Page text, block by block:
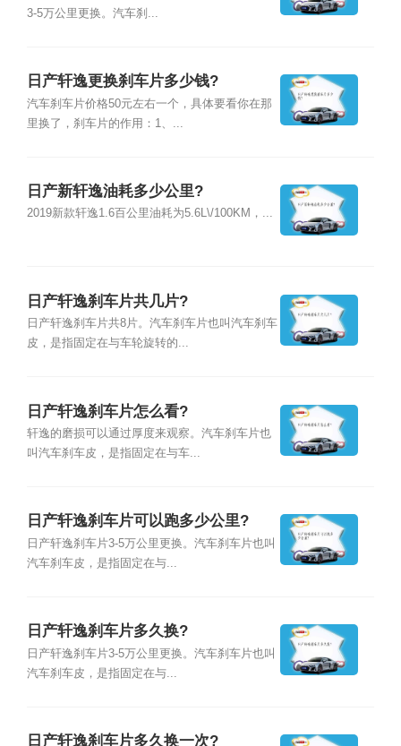
3-5万公里更换。汽车刹...
日产轩逸更换刹车片多少钱?
汽车刹车片价格50元左右一个，具体要看你在那
里换了，刹车片的作用：1、...
日产新轩逸油耗多少公里?
2019新款轩逸1.6百公里油耗为5.6L\/100KM，...
日产轩逸刹车片共几片?
日产轩逸刹车片共8片。汽车刹车片也叫汽车刹车
皮，是指固定在与车轮旋转的...
日产轩逸刹车片怎么看?
轩逸的磨损可以通过厚度来观察。汽车刹车片也
叫汽车刹车皮，是指固定在与车...
日产轩逸刹车片可以跑多少公里?
日产轩逸刹车片3-5万公里更换。汽车刹车片也叫
汽车刹车皮，是指固定在与...
日产轩逸刹车片多久换?
日产轩逸刹车片3-5万公里更换。汽车刹车片也叫
汽车刹车皮，是指固定在与...
日产轩逸刹车片多久换一次?